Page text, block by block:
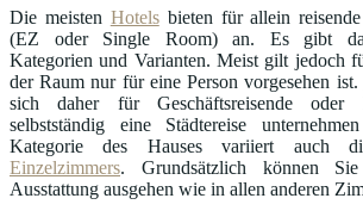
Die meisten Hotelsbieten für allein reisende
(EZ oder Single Room) an. Es gibt
Kategorien und Varianten. Meist gilt jedoch
der Raum nur für eine Person vorgesehen ist.
sich daher für Geschäftsreisende oder
selbstständig eine Städtereise
Kategorie des Hauses variiert auch
Einzelzimmers. Grundsätzlich können
Ausstattung ausgehen wie in allen anderen